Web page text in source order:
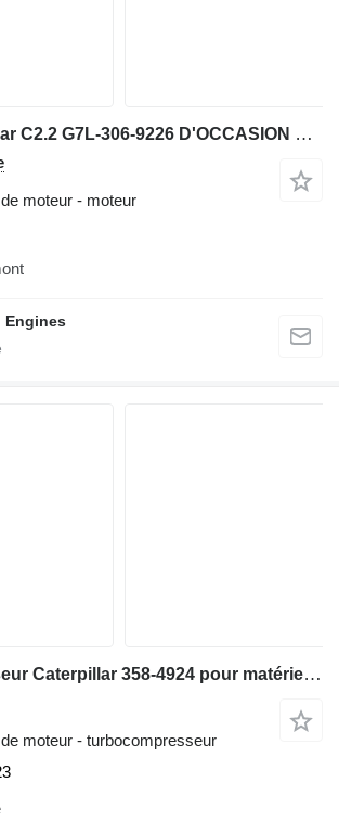
Moteur Caterpillar C2.2 G7L-306-9226 D'OCCASION G7L-3069226 pour matériel de TP
moteur - moteur
Engines
Turbocompresseur Caterpillar 358-4924 pour matériel de TP
moteur - turbocompresseur